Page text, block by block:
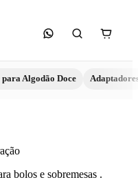
Algodão Doce
bolos e sobremesas .